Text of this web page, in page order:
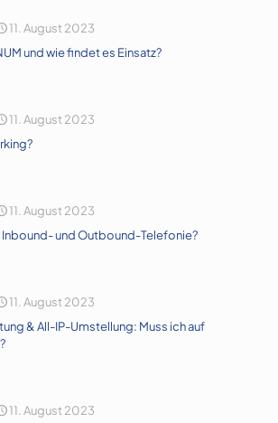
11. August 2023
und wie findet es Einsatz?
11. August 2023
11. August 2023
und Outbound-Telefonie?
11. August 2023
& All-IP-Umstellung: Muss ich auf
11. August 2023